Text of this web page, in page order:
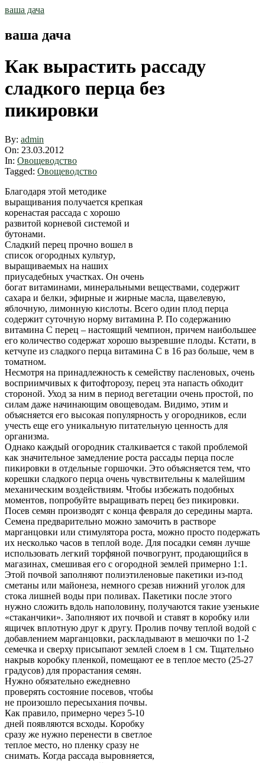
Skip
ваша дача
ваша дача
Как вырастить рассаду
сладкого перца без
пикировки
By: admin
On: 23.03.2012
In: Овощеводство
Tagged: Овощеводство
Благодаря этой методике
выращивания получается крепкая
коренастая рассада с хорошо
развитой корневой системой и
бутонами.
Сладкий перец прочно вошел в
список огородных культур,
выращиваемых на наших
приусадебных участках. Он очень
богат витаминами, минеральными веществами, содержит
сахара и белки, эфирные и жирные масла, щавелевую,
яблочную, лимонную кислоты. Всего один плод перца
содержит суточную норму витамина Р. По содержанию
витамина С перец – настоящий чемпион, причем наибольшее
его количество содержат хорошо вызревшие плоды. Кстати, в
кетчупе из сладкого перца витамина С в 16 раз больше, чем в
томатном.
Несмотря на принадлежность к семейству пасленовых, очень
восприимчивых к фитофторозу, перец эта напасть обходит
стороной. Уход за ним в период вегетации очень простой, по
силам даже начинающим овощеводам. Видимо, этим и
объясняется его высокая популярность у огородников, если
учесть еще его уникальную питательную ценность для
организма.
Однако каждый огородник сталкивается с такой проблемой
как значительное замедление роста рассады перца после
пикировки в отдельные горшочки. Это объясняется тем, что
корешки сладкого перца очень чувствительны к малейшим
механическим воздействиям. Чтобы избежать подобных
моментов, попробуйте выращивать перец без пикировки.
Посев семян производят с конца февраля до середины марта.
Семена предварительно можно замочить в растворе
марганцовки или стимулятора роста, можно просто подержать
их несколько часов в теплой воде. Для посадки семян лучше
использовать легкий торфяной почвогрунт, продающийся в
магазинах, смешивая его с огородной землей примерно 1:1.
Этой почвой заполняют полиэтиленовые пакетики из-под
сметаны или майонеза, немного срезав нижний уголок для
стока лишней воды при поливах. Пакетики после этого
нужно сложить вдоль наполовину, получаются такие узенькие
«стаканчики». Заполняют их почвой и ставят в коробку или
ящичек вплотную друг к другу. Пролив почву теплой водой с
добавлением марганцовки, раскладывают в мешочки по 1-2
семечка и сверху присыпают землей слоем в 1 см. Тщательно
накрыв коробку пленкой, помещают ее в теплое место (25-27
градусов) для прорастания семян.
Нужно обязательно ежедневно
проверять состояние посевов, чтобы
не произошло пересыхания почвы.
Как правило, примерно через 5-10
дней появляются всходы. Коробку
сразу же нужно перенести в светлое
теплое место, но пленку сразу не
снимать. Когда рассада выровняется,